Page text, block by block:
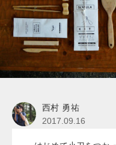
西村 勇祐
2017.09.16